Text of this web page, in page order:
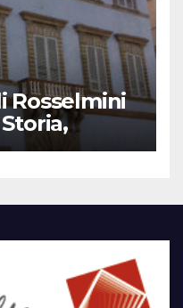
Rosselmini